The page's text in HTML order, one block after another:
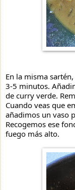
En la misma
3-5 minutos.
de curry verde.
Cuando veas que
añadimos un vaso
Recogemos ese
fuego más alto.